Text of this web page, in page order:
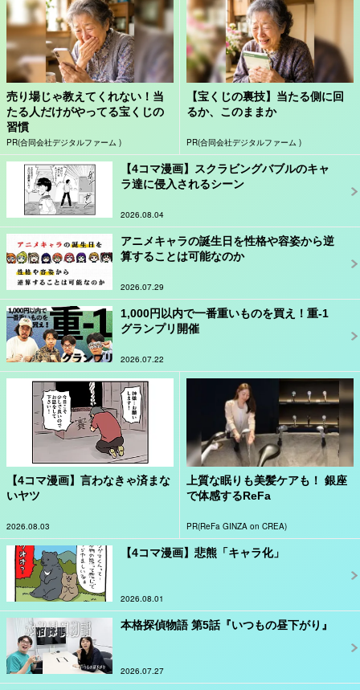
売り場じゃ教えてくれない！当
たる人だけがやってる宝くじの
習慣
PR(合同会社デジタルファーム )
【宝くじの裏技】当たる側に回
るか、このままか
PR(合同会社デジタルファーム )
【4コマ漫画】スクラビングバブルのキャ
ラ達に侵入されるシーン
2026.08.04
アニメキャラの誕生日を性格や容姿から逆
算することは可能なのか
2026.07.29
1,000円以内で一番重いものを買え！重-1
グランプリ開催
2026.07.22
【4コマ漫画】言わなきゃ済まな
いヤツ
2026.08.03
上質な眠りも美髪ケアも！ 銀座
で体感するReFa
PR(ReFa GINZA on CREA)
【4コマ漫画】悲熊「キャラ化」
2026.08.01
本格探偵物語 第5話『いつもの昼下がり』
2026.07.27